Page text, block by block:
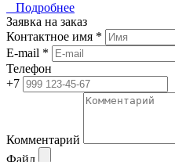
Подробнее
Заявка на заказ
Контактное имя *
E-mail *
Телефон
+7
Комментарий
Файл